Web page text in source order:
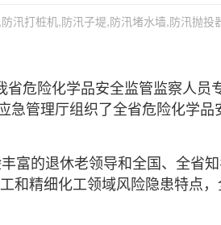
汛打桩机,防汛子堤,防汛堵水墙,防汛抛投
危险化学品安全监管监察人员
急管理厅组织了全省危险化学品
富的退休老领导和全国、全省
和精细化工领域风险隐患特点